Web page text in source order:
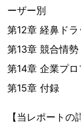
ーザー別
第12章 経鼻ド
第13章 競合情勢
第14章 企業プ
第15章 付録
【当レポートの